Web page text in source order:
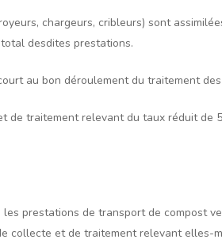
chargeurs, cribleurs) sont
desdites prestations.
au bon déroulement du traitement
de traitement relevant du taux réduit de
prestations de transport de compost
collecte et de traitement relevant elles-